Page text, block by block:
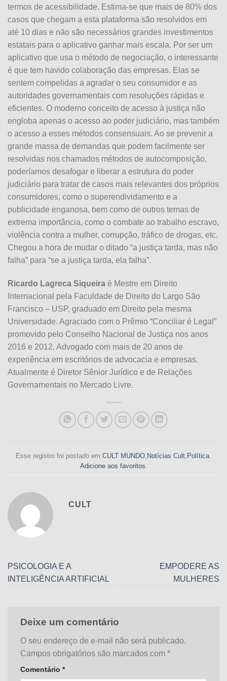
termos de acessibilidade. Estima-se que mais de 80% dos
casos que chegam a esta plataforma são resolvidos em
até 10 dias e não são necessários grandes investimentos
estatais para o aplicativo ganhar mais escala. Por ser um
aplicativo que usa o método de negociação, o interessante
é que tem havido colaboração das empresas. Elas se
sentem compelidas a agradar o seu consumidor e as
autoridades governamentais com resoluções rápidas e
eficientes. O moderno conceito de acesso à justiça não
engloba apenas o acesso ao poder judiciário, mas também
o acesso a esses métodos consensuais. Ao se prevenir a
grande massa de demandas que podem facilmente ser
resolvidas nos chamados métodos de autocomposição,
poderíamos desafogar e liberar a estrutura do poder
judiciário para tratar de casos mais relevantes dos próprios
consumidores, como o superendividamento e a
publicidade enganosa, bem como de outros temas de
extrema importância, como o combate ao trabalho escravo,
violência contra a mulher, corrupção, tráfico de drogas, etc.
Chegou a hora de mudar o ditado “a justiça tarda, mas não
falha” para “se a justiça tarda, ela falha”.
Ricardo Lagreca Siqueira é Mestre em Direito
Internacional pela Faculdade de Direito do Largo São
Francisco – USP, graduado em Direito pela mesma
Universidade. Agraciado com o Prêmio “Conciliar é Legal”
promovido pelo Conselho Nacional de Justiça nos anos
2016 e 2012. Advogado com mais de 20 anos de
experiência em escritórios de advocacia e empresas.
Atualmente é Diretor Sênior Jurídico e de Relações
Governamentais no Mercado Livre.
Esse registro foi postado em CULT MUNDO Notícias Cult Política
Adicione aos favoritos
CULT
PSICOLOGIA E A
INTELIGÊNCIA ARTIFICIAL
EMPODERE AS
MULHERES
Deixe um comentário
O seu endereço de e-mail não será publicado.
Campos obrigatórios são marcados com *
Comentário *